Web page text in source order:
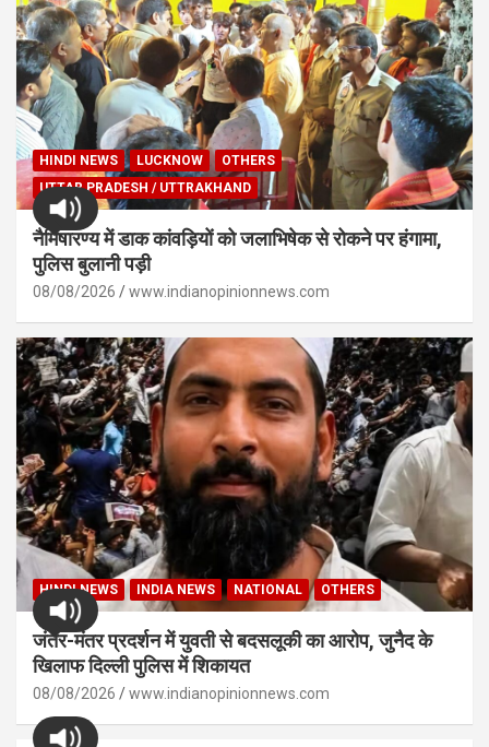
HINDI NEWS LUCKNOW
OTHERS
UTTAR PRADESH / UTTRAKHAND
नैमिषारण्य में डाक कांवड़ियों को जलाभिषेक से रोकने पर हंगामा,
पुलिस बुलानी पड़ी
08/08/2026 www.indianopinionnews.com
HINDI NEWS INDIA NEWS NATIONAL OTHERS
जंतर-मंतर प्रदर्शन में युवती से बदसलूकी का आरोप, जुनैद के
खिलाफ दिल्ली पुलिस में शिकायत
08/08/2026 www.indianopinionnews.com